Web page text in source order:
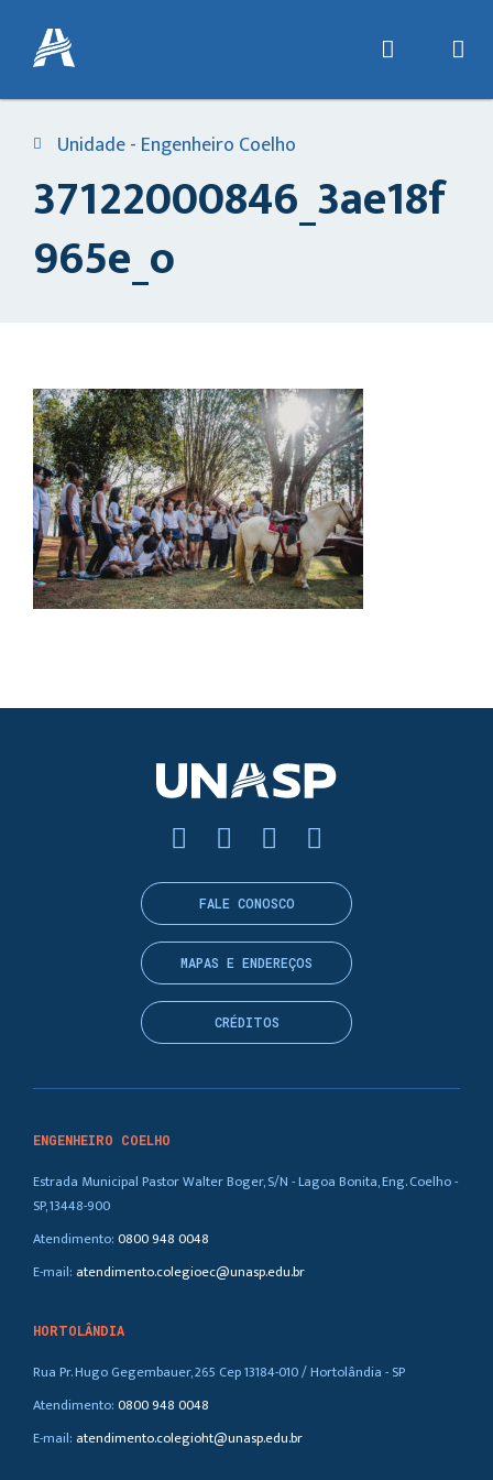
Unidade - Engenheiro Coelho
37122000846_3ae18f
965e_o
ENGENHEIRO COELHO
Estrada Municipal Pastor Walter Boger, S/N - Lagoa Bonita, Eng. Coelho -
SP, 13448-900
Atendimento:0800 948 0048
E-mail: atendimento.colegioec@unasp.edu.br
HORTOLÂNDIA
Rua Pr. Hugo Gegembauer, 265 Cep 13184-010 / Hortolândia - SP
Atendimento:0800 948 0048
E-mail: atendimento.colegioht@unasp.edu.br
FALE CONOSCO
MAPAS E ENDEREÇOS
CRÉDITOS